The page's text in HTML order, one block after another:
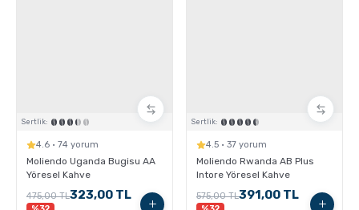
Türk Kahvesi
Nespresso Uyumlu Kapsül Kahve
Dripper
Chemex
Sertlik:
4.6 · 74 yorum
Moliendo Uganda Bugisu AA
Yöresel Kahve
475,00 TL323,00 TL
Sertlik:
4.5 · 37 yorum
Moliendo Rwanda AB Plus
Intore Yöresel Kahve
575,00 TL391,00 TL